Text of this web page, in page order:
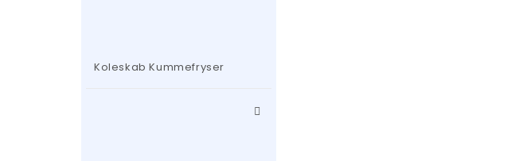
Koleskab Kummefryser